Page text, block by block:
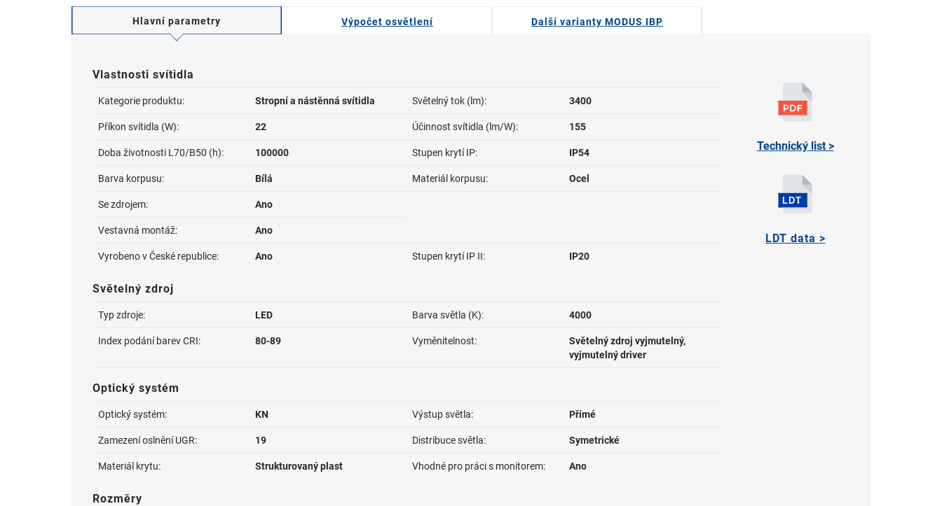
Hlavní parametry Výpočet osvětlení Další varianty MODUS IBP
Vlastnosti svítidla
Kategorie produktu: Stropní a nástěnná svítidla Světelný tok (lm): 3400
Příkon svítidla (W): 22 Účinnost svítidla (lm/W): 155
Doba životnosti L70/B50 (h): 100000 Stupen krytí IP: IP54
Barva korpusu: Bílá Materiál korpusu: Ocel
Se zdrojem: Ano
Vestavná montáž: Ano
Vyrobeno v České republice: Ano Stupen krytí IP II: IP20
Světelný zdroj
Typ zdroje: LED Barva světla (K): 4000
Index podání barev CRI: 80-89 Vyměnitelnost:
Světelný zdroj vyjmutelný,
vyjmutelný driver
Optický systém
Optický systém: KN Výstup světla: Přímé
Zamezení oslnění UGR: 19 Distribuce světla: Symetrické
Materiál krytu: Strukturovaný plast Vhodné pro práci s monitorem: Ano
Rozměry
Technický list >
LDT data >